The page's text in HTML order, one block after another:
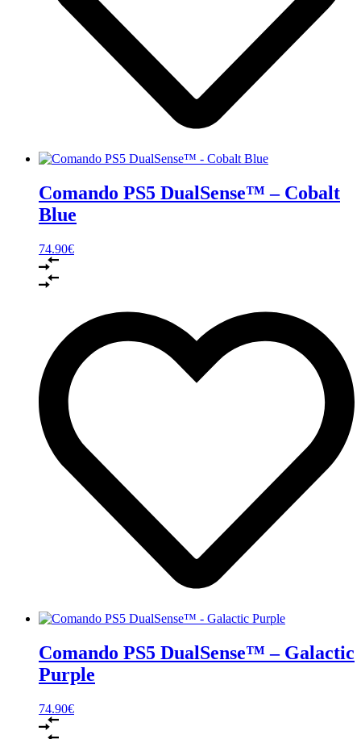
Comando PS5 DualSense™ – Cobalt
Blue
74.90€
Comando PS5 DualSense™ – Galactic
Purple
74.90€